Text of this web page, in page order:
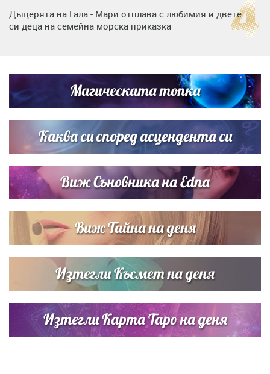
Дъщерята на Гала - Мари отплава с любимия и двете
си деца на семейна морска приказка
Димов издадоха своето любимо място
Дъщерята на Тодор Батков вдигна сватба, Стоичков и
Братя Аргирови я изненадаха с песен
Магическата топка
Каква си според асцендента си
Виж Съновника на Edna
Виж Тайна на деня
Изтегли Късмет на деня
Изтегли Карта Таро на деня